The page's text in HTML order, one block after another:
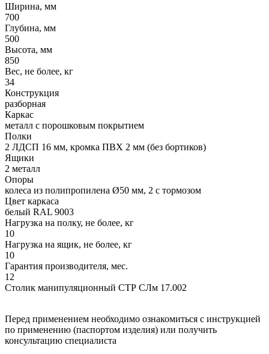
Ширина, мм
700
Глубина, мм
500
Высота, мм
850
Вес, не более, кг
34
Конструкция
разборная
Каркас
металл с порошковым покрытием
Полки
2 ЛДСП 16 мм, кромка ПВХ 2 мм (без бортиков)
Ящики
2 металл
Опоры
колеса из полипропилена Ø50 мм, 2 с тормозом
Цвет каркаса
белый RAL 9003
Нагрузка на полку, не более, кг
10
Нагрузка на ящик, не более, кг
10
Гарантия производителя, мес.
12
Столик манипуляционный СТР СЛм 17.002
Перед применением необходимо ознакомиться с инструкцией
по применению (паспортом изделия) или получить
консультацию специалиста